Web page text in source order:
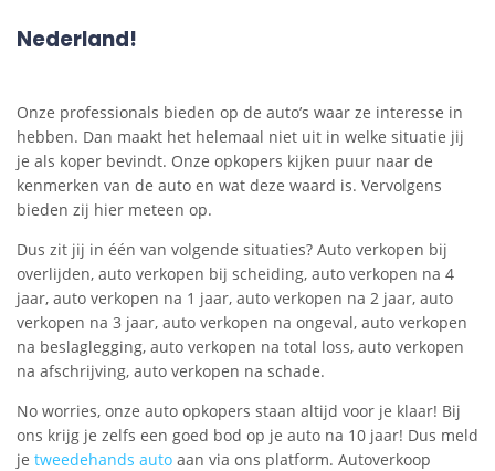
Nederland!
Onze professionals bieden op de auto’s waar ze interesse in
hebben. Dan maakt het helemaal niet uit in welke situatie jij
je als koper bevindt. Onze opkopers kijken puur naar de
kenmerken van de auto en wat deze waard is. Vervolgens
bieden zij hier meteen op.
Dus zit jij in één van volgende situaties? Auto verkopen bij
overlijden, auto verkopen bij scheiding, auto verkopen na 4
jaar, auto verkopen na 1 jaar, auto verkopen na 2 jaar, auto
verkopen na 3 jaar, auto verkopen na ongeval, auto verkopen
na beslaglegging, auto verkopen na total loss, auto verkopen
na afschrijving, auto verkopen na schade.
No worries, onze auto opkopers staan altijd voor je klaar! Bij
ons krijg je zelfs een goed bod op je auto na 10 jaar! Dus meld
je tweedehands auto aan via ons platform. Autoverkoop